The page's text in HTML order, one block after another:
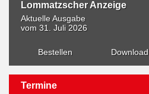
Lommatzscher Anzeige
Aktuelle Ausgabe
vom 31. Juli 2026
Bestellen Download
Termine